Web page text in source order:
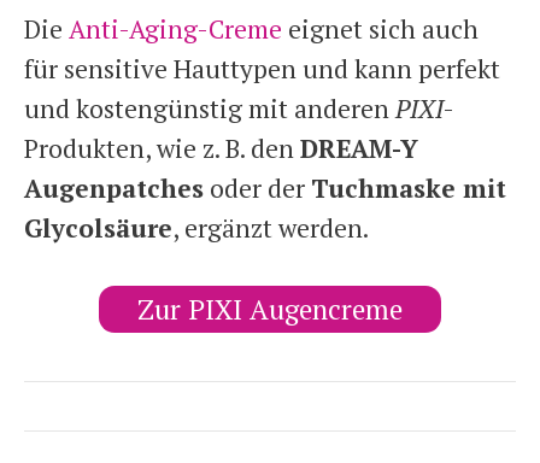
Die Anti-Aging-Creme eignet sich auch
für sensitive Hauttypen und kann perfekt
und kostengünstig mit anderenPIXI-
Produkten, wie z. B. denDREAM-Y
Augenpatches oder der Tuchmaske mit
Glycolsäure, ergänzt werden.
Zur PIXI Augencreme